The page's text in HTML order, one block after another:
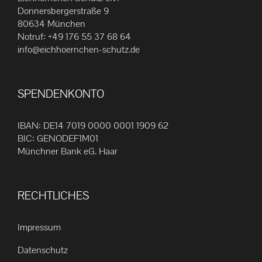
Die
können
auf
Produktseite
gewählt
Donnersbergerstraße 9
80634 München
Notruf: +49 176 55 37 68 64
info@eichhoernchen-schutz.de
SPENDENKONTO
IBAN: DE14 7019 0000 0001 1909 62
BIC: GENODEF1M01
Münchner Bank eG. Haar
RECHTLICHES
Impressum
Datenschutz